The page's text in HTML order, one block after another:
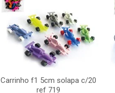
Carrinho f1 5cm solapa c/20
ref 719